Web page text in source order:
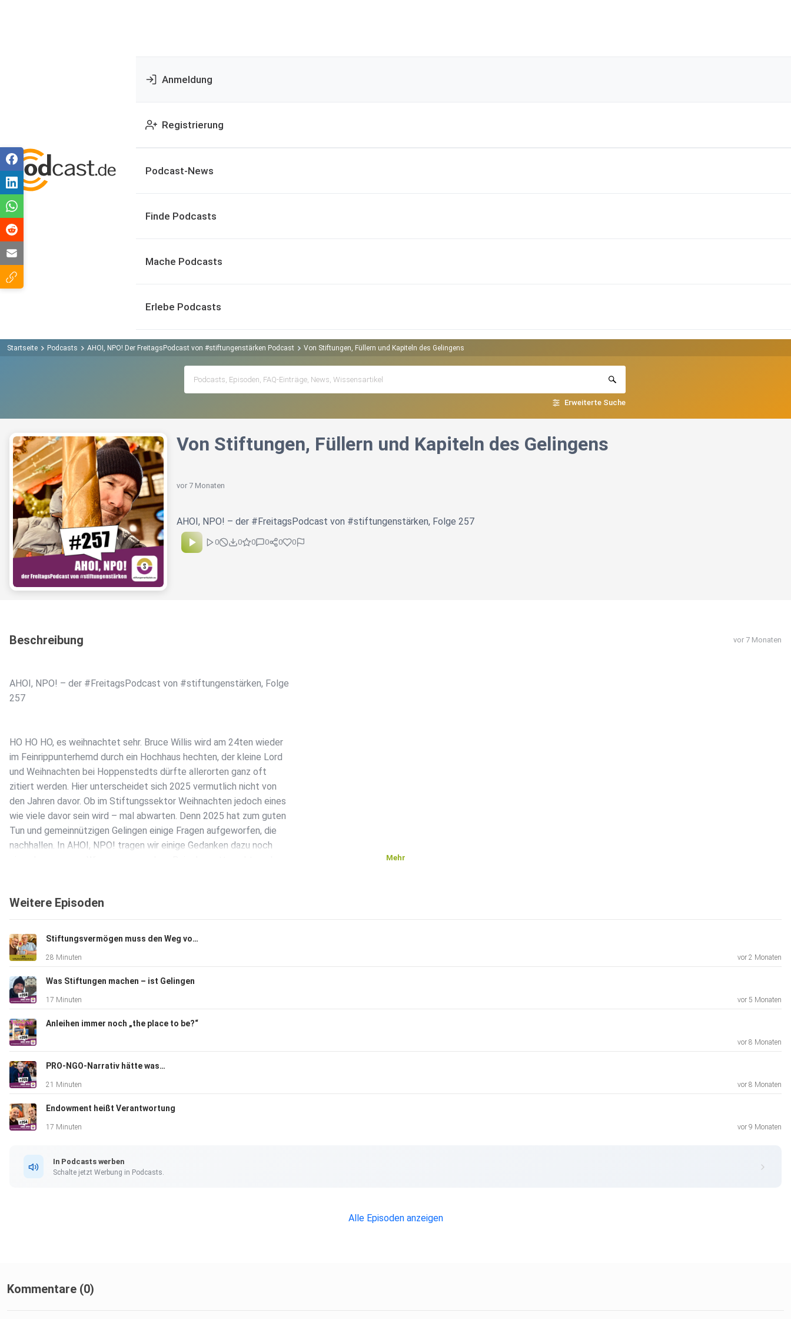
Anmeldung
Registrierung
Podcast-News
Finde Podcasts
Mache Podcasts
Erlebe Podcasts
Startseite Podcasts AHOI, NPO! Der FreitagsPodcast von #stiftungenstärken Podcast Von Stiftungen, Füllern und Kapiteln des Gelingens
Erweiterte Suche
Von Stiftungen, Füllern und Kapiteln des Gelingens
vor 7 Monaten
AHOI, NPO! – der #FreitagsPodcast von #stiftungenstärken, Folge 257
0 0 0 0 0 0
Beschreibung vor 7 Monaten
AHOI, NPO! – der #FreitagsPodcast von #stiftungenstärken, Folge
257
HO HO HO, es weihnachtet sehr. Bruce Willis wird am 24ten wieder
im Feinrippunterhemd durch ein Hochhaus hechten, der kleine Lord
und Weihnachten bei Hoppenstedts dürfte allerorten ganz oft
zitiert werden. Hier unterscheidet sich 2025 vermutlich nicht von
den Jahren davor. Ob im Stiftungssektor Weihnachten jedoch eines
wie viele davor sein wird – mal abwarten. Denn 2025 hat zum guten
Tun und gemeinnützigen Gelingen einige Fragen aufgeworfen, die
nachhallen. In AHOI, NPO! tragen wir einige Gedanken dazu noch
Mehr
Weitere Episoden
Stiftungsvermögen muss den Weg vom Verwalten zum Gestalten finden
28 Minuten vor 2 Monaten
Was Stiftungen machen – ist Gelingen
17 Minuten vor 5 Monaten
Anleihen immer noch „the place to be?“
vor 8 Monaten
PRO-NGO-Narrativ hätte was…
21 Minuten vor 8 Monaten
Endowment heißt Verantwortung
17 Minuten vor 9 Monaten
In Podcasts werben
Schalte jetzt Werbung in Podcasts.
Alle Episoden anzeigen
Kommentare (0)